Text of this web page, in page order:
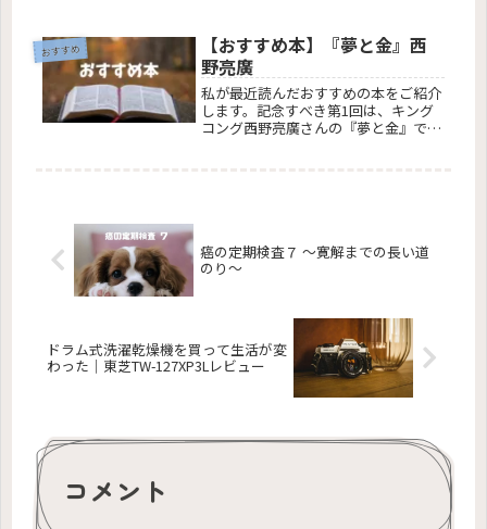
おすすめ
【おすすめ本】『夢と金』西
野亮廣
私が最近読んだおすすめの本をご紹介
します。記念すべき第1回は、キング
コング西野亮廣さんの『夢と金』で
癌の定期検査７ 〜寛解までの長い道
のり〜
ドラム式洗濯乾燥機を買って生活が変
わった｜東芝TW-127XP3Lレビュー
コメント